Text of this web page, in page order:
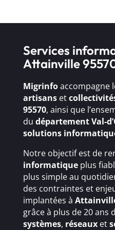
Services
Attainville
Migrinfoaccompagne
artisanset
95570, ainsi que
du département Val-
solutions
Notre objectif est de
informatiqueplus
plus simple au
des contraintes et
implantées à
grâce à plus de 20 ans
systèmes, réseauxet